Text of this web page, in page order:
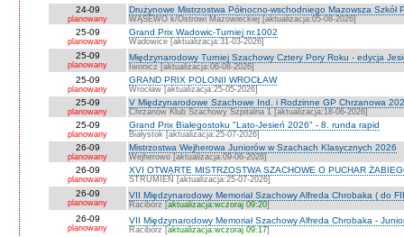
24-09
planowany
Drużynowe Mistrzostwa Północno-wschodniego Mazowsza Szkół
WĄSEWO k/Ostrowi Mazowieckiej [aktualizacja:05-08-2026]
25-09
planowany
Grand Prix Wadowic-Turniej nr.1002
Wadowice [aktualizacja:31-03-2026]
25-09
planowany
Międzynarodowy Turniej Szachowy Cztery Pory Roku - edycja
Iwonicz [aktualizacja:06-08-2026]
25-09
planowany
GRAND PRIX POLONII WROCŁAW
Wrocław [aktualizacja:25-05-2026]
25-09
planowany
V Międzynarodowe Szachowe Ind. i Rodzinne GP Chrzanowa
Chrzanów Klub Szachowy Szpitalna 1 [aktualizacja:18-06-2026]
25-09
planowany
Grand Prix Białegostoku "Lato-Jesień 2026" - 8. runda rapid
Białystok [aktualizacja:25-07-2026]
26-09
planowany
Mistrzostwa Wejherowa Juniorów w Szachach Klasycznych 2026
Wejherowo [aktualizacja:09-06-2026]
26-09
planowany
XVI OTWARTE MISTRZOSTWA SZACHOWE O PUCHAR
STRUMIEŃ [aktualizacja:25-07-2026]
26-09
planowany
VII Międzynarodowy Memoriał Szachowy Alfreda Chrobaka ( do
Racibórz [aktualizacja:wczoraj 09:20]
26-09
planowany
VII Międzynarodowy Memoriał Szachowy Alfreda Chrobaka -
Racibórz [aktualizacja:wczoraj 09:17]